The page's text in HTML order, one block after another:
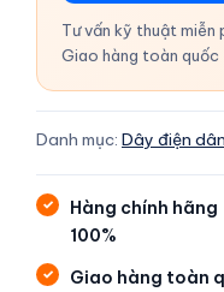
Tư vấn kỹ thuật miễn
Giao hàng toàn quốc
Danh mục: Dây điện
Hàng chính hãng
100%
Giao hàng toàn